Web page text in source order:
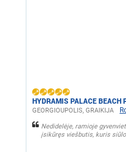
HYDRAMIS PALACE BEACH
GEORGIOUPOLIS, GRAIKIJA
Nedidelėje, ramioje
įsikūręs viešbutis, kuris